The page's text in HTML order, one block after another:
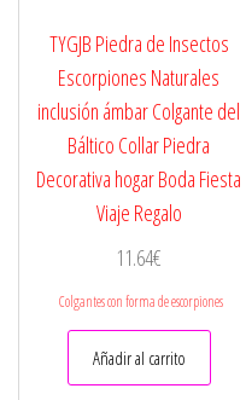
TYGJB Piedra de Insectos
Escorpiones Naturales
inclusión ámbar Colgante del
Báltico Collar Piedra
Decorativa hogar Boda Fiesta
Viaje Regalo
11.64€
Colgantes con forma de escorpiones
Añadir al carrito